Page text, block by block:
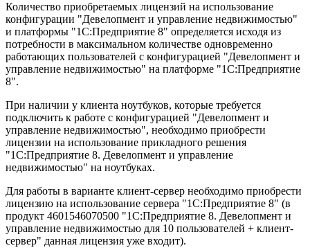
Количество приобретаемых лицензий на использование
конфигурации "Девелопмент и управление недвижимостью"
и платформы "1С:Предприятие 8" определяется исходя из
потребности в максимальном количестве одновременно
работающих пользователей с конфигурацией "Девелопмент и
управление недвижимостью" на платформе "1С:Предприятие
8".
При наличии у клиента ноутбуков, которые требуется
подключить к работе с конфигурацией "Девелопмент и
управление недвижимостью", необходимо приобрести
лицензии на использование прикладного решения
"1С:Предприятие 8. Девелопмент и управление
недвижимостью" на ноутбуках.
Для работы в варианте клиент-сервер необходимо приобрести
лицензию на использование сервера "1С:Предприятие 8" (в
продукт 4601546070500 "1С:Предприятие 8. Девелопмент и
управление недвижимостью для 10 пользователей + клиент-
сервер" данная лицензия уже входит).